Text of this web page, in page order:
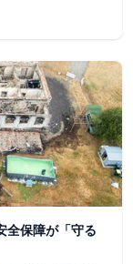
保障が「守る